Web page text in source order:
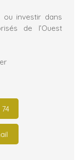
investir dans
de l’Ouest